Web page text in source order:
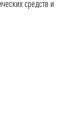
средств и